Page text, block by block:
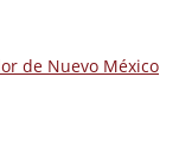
de Nuevo México